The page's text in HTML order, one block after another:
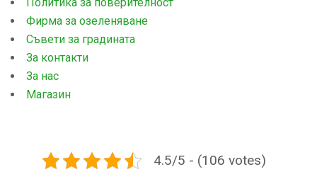
Фирма за озеленяване
Съвети за градината
За контакти
За нас
Магазин
4.5/5 - (106 votes)